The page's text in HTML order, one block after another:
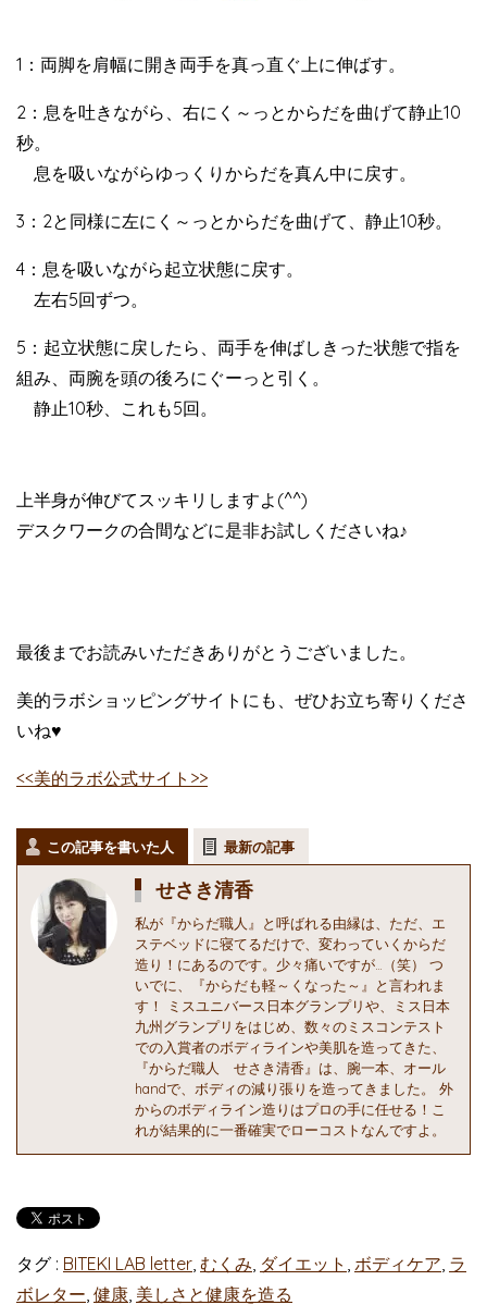
1：両脚を肩幅に開き両手を真っ直ぐ上に伸ばす。
2：息を吐きながら、右にく～っとからだを曲げて静止10
秒。
息を吸いながらゆっくりからだを真ん中に戻す。
3：2と同様に左にく～っとからだを曲げて、静止10秒。
4：息を吸いながら起立状態に戻す。
左右5回ずつ。
5：起立状態に戻したら、両手を伸ばしきった状態で指を
組み、両腕を頭の後ろにぐーっと引く。
静止10秒、これも5回。
上半身が伸びてスッキリしますよ(^^)
デスクワークの合間などに是非お試しくださいね♪
最後までお読みいただきありがとうございました。
美的ラボショッピングサイトにも、ぜひお立ち寄りくださ
いね♥
<<美的ラボ公式サイト>>
この記事を書いた人 最新の記事
せさき清香
私が『からだ職人』と呼ばれる由縁は、ただ、エ
ステベッドに寝てるだけで、変わっていくからだ
造り！にあるのです。少々痛いですが…（笑） つ
いでに、『からだも軽～くなった～』と言われま
す！ ミスユニバース日本グランプリや、ミス日本
九州グランプリをはじめ、数々のミスコンテスト
での入賞者のボディラインや美肌を造ってきた、
『からだ職人 せさき清香』は、腕一本、オール
handで、ボディの減り張りを造ってきました。 外
からのボディライン造りはプロの手に任せる！こ
れが結果的に一番確実でローコストなんですよ。
タグ : BITEKI LAB letter, むくみ, ダイエット , ボディケア, ラ
ボレター, 健康, 美しさと健康を造る